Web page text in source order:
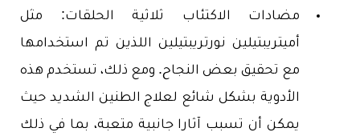
مضادات الاكتئاب ثلاثية الحلقات: مثل
أميتريبتيلين نورتريبتيلين اللذين تم استخدامها
مع تحقيق بعض النجاح. ومع ذلك، تستخدم هذه
الأدوية بشكل شائع لعلاج الطنين الشديد حيث
يمكن أن تسبب آثارا جانبية متعبة، بما في ذلك